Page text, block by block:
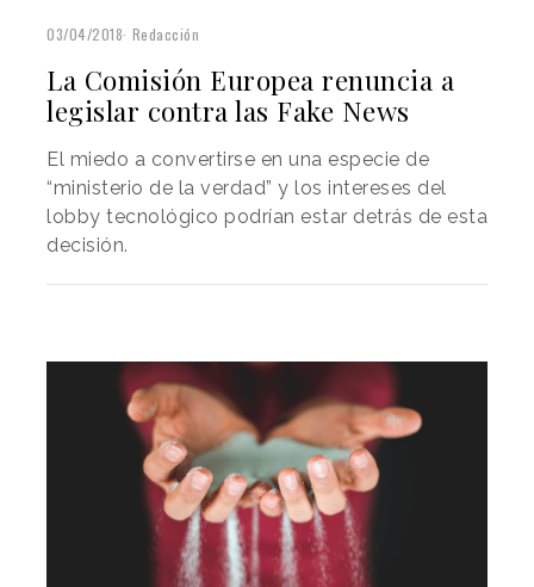
03/04/2018 Redacción
La Comisión Europea renuncia a
legislar contra las Fake News
El miedo a convertirse en una especie de
“ministerio de la verdad” y los intereses del
lobby tecnológico podrían estar detrás de esta
decisión.